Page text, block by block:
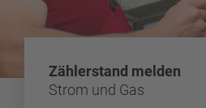
Zählerstand melden
Strom und Gas